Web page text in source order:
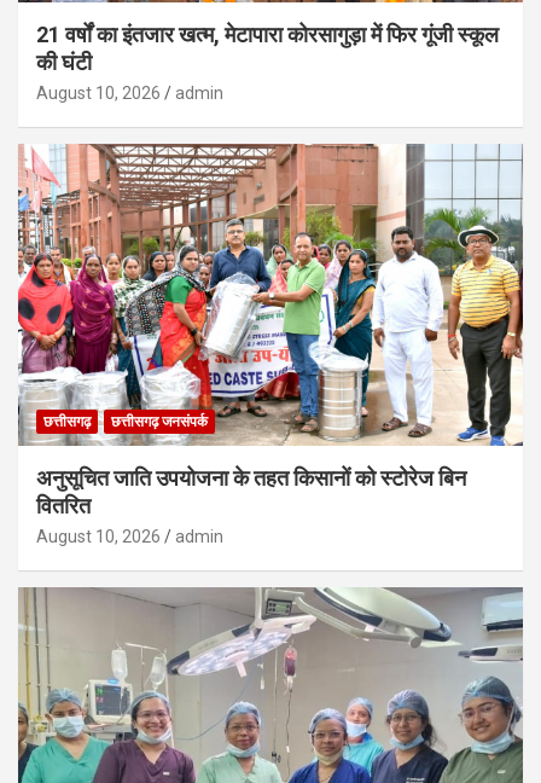
21 वर्षों का इंतजार खत्म, मेटापारा कोरसागुड़ा में फिर गूंजी स्कूल
की घंटी
August 10, 2026 admin
छत्तीसगढ़ छत्तीसगढ़ जनसंपर्क
अनुसूचित जाति उपयोजना के तहत किसानों को स्टोरेज बिन
वितरित
August 10, 2026 admin